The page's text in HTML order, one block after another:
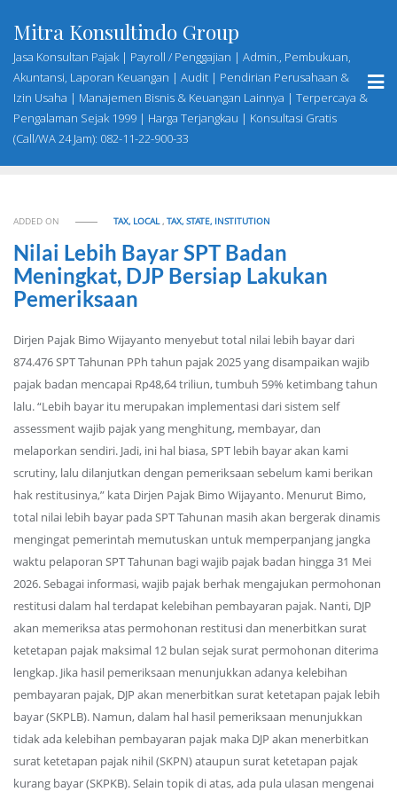
content
Mitra Konsultindo Group
Jasa Konsultan Pajak | Payroll / Penggajian | Admin., Pembukuan,
Akuntansi, Laporan Keuangan | Audit | Pendirian Perusahaan &
Izin Usaha | Manajemen Bisnis & Keuangan Lainnya | Terpercaya &
Pengalaman Sejak 1999 | Harga Terjangkau | Konsultasi Gratis
(Call/WA 24 Jam): 082-11-22-900-33
ADDED ON TAX, LOCAL,TAX, STATE, INSTITUTION
Nilai Lebih Bayar SPT Badan
Meningkat, DJP Bersiap Lakukan
Pemeriksaan
Dirjen Pajak Bimo Wijayanto menyebut total nilai lebih bayar dari
874.476 SPT Tahunan PPh tahun pajak 2025 yang disampaikan wajib
pajak badan mencapai Rp48,64 triliun, tumbuh 59% ketimbang tahun
lalu. “Lebih bayar itu merupakan implementasi dari sistem self
assessment wajib pajak yang menghitung, membayar, dan
melaporkan sendiri. Jadi, ini hal biasa, SPT lebih bayar akan kami
scrutiny, lalu dilanjutkan dengan pemeriksaan sebelum kami berikan
hak restitusinya,” kata Dirjen Pajak Bimo Wijayanto. Menurut Bimo,
total nilai lebih bayar pada SPT Tahunan masih akan bergerak dinamis
mengingat pemerintah memutuskan untuk memperpanjang jangka
waktu pelaporan SPT Tahunan bagi wajib pajak badan hingga 31 Mei
2026. Sebagai informasi, wajib pajak berhak mengajukan permohonan
restitusi dalam hal terdapat kelebihan pembayaran pajak. Nanti, DJP
akan memeriksa atas permohonan restitusi dan menerbitkan surat
ketetapan pajak maksimal 12 bulan sejak surat permohonan diterima
lengkap. Jika hasil pemeriksaan menunjukkan adanya kelebihan
pembayaran pajak, DJP akan menerbitkan surat ketetapan pajak lebih
bayar (SKPLB). Namun, dalam hal hasil pemeriksaan menunjukkan
tidak ada kelebihan pembayaran pajak maka DJP akan menerbitkan
surat ketetapan pajak nihil (SKPN) ataupun surat ketetapan pajak
kurang bayar (SKPKB). Selain topik di atas, ada pula ulasan mengenai